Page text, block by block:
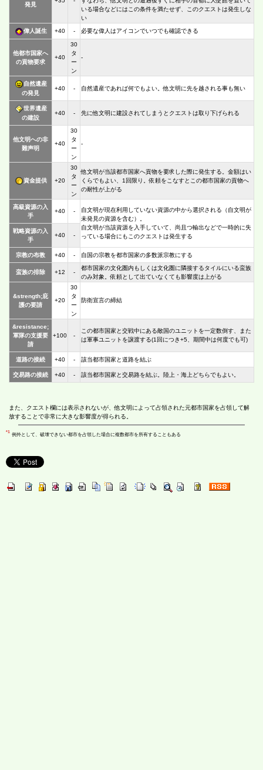
発見
いる場合などにはこの条件を満たせず、このクエストは発生しな
い
偉人誕生
+40 - 必要な偉人はアイコンでいつでも確認できる
他都市国家へ
の貢物要求
+40
30
タ
ー
ン
-
自然遺産
の発見
+40 - 自然遺産であれば何でもよい。他文明に先を越される事も無い
世界遺産
の建設
+40 - 先に他文明に建設されてしまうとクエストは取り下げられる
他文明への非
難声明
+40
30
タ
ー
ン
-
資金提供 +20
30
タ
ー
ン
他文明が当該都市国家へ貢物を要求した際に発生する。金額はい
くらでもよい、1回限り。依頼をこなすとこの都市国家の貢物へ
の耐性が上がる
高級資源の入
手
+40 -
自文明が現在利用していない資源の中から選択される（自文明が
未発見の資源を含む）。
自文明が当該資源を入手していて、尚且つ輸出などで一時的に失
っている場合にもこのクエストは発生する
戦略資源の入
手
+40 -
宗教の布教 +40 - 自国の宗教を都市国家の多数派宗教にする
蛮族の排除 +12 -
都市国家の文化圏内もしくは文化圏に隣接するタイルにいる蛮族
のみ対象。依頼として出ていなくても影響度は上がる
&strength;庇
護の要請
+20
30
タ
ー
ン
防衛宣言の締結
&resistance;
軍隊の支援要
請
+100 -
この都市国家と交戦中にある敵国のユニットを一定数倒す、また
は軍事ユニットを譲渡する(1回につき+5、期間中は何度でも可)
道路の接続 +40 - 該当都市国家と道路を結ぶ
交易路の接続 +40 - 該当都市国家と交易路を結ぶ。陸上・海上どちらでもよい。
また、クエスト欄には表示されないが、他文明によって占領された元都市国家を占領して解
放することで非常に大きな影響度が得られる。
*1 例外として、破壊できない都市を占領した場合に複数都市を所有することもある